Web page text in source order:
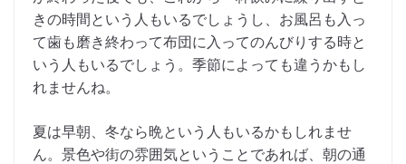
きの時間という人もいるでしょうし、お風呂も入っ
て歯も磨き終わって布団に入ってのんびりする時と
いう人もいるでしょう。季節によっても違うかもし
れませんね。
夏は早朝、冬なら晩という人もいるかもしれませ
ん。景色や街の雰囲気ということであれば、朝の通